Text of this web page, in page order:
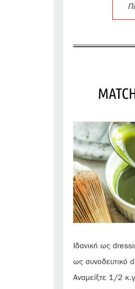
Ιδανική ως
ως συνοδευτικό
Αναμείξτε 1/2